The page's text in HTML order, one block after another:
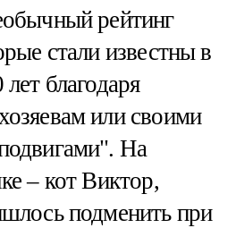
рейтинг
стали известны в
благодаря
или своими
На
– кот Виктор,
подменить при